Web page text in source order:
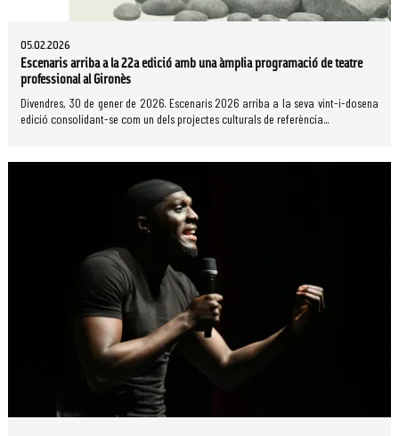
05.02.2026
Escenaris arriba a la 22a edició amb una àmplia programació de teatre
professional al Gironès
Divendres, 30 de gener de 2026. Escenaris 2026 arriba a la seva vint-i-dosena
edició consolidant-se com un dels projectes culturals de referència...